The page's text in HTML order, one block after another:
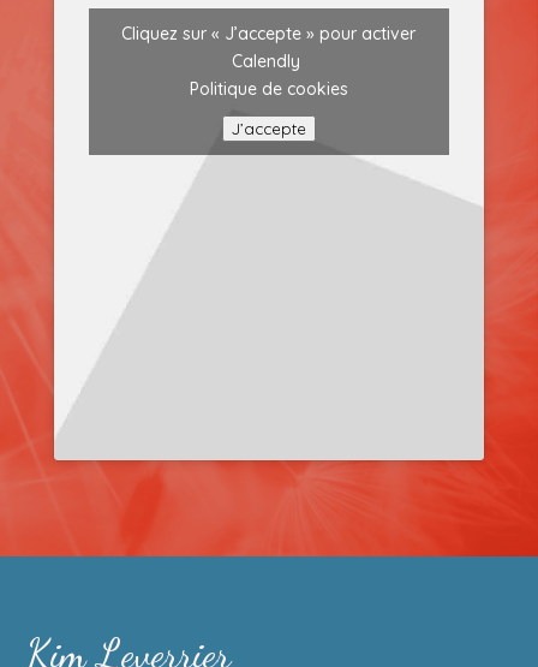
Cliquez sur « J’accepte » pour activer
Calendly
Politique de cookies
J’accepte
Kim Leverrier